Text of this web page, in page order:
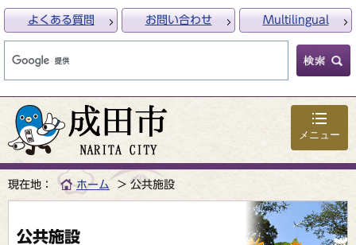
メニュー
よくある質問 お問い合わせ Multilingual
現在地： ホーム 公共施設
公共施設